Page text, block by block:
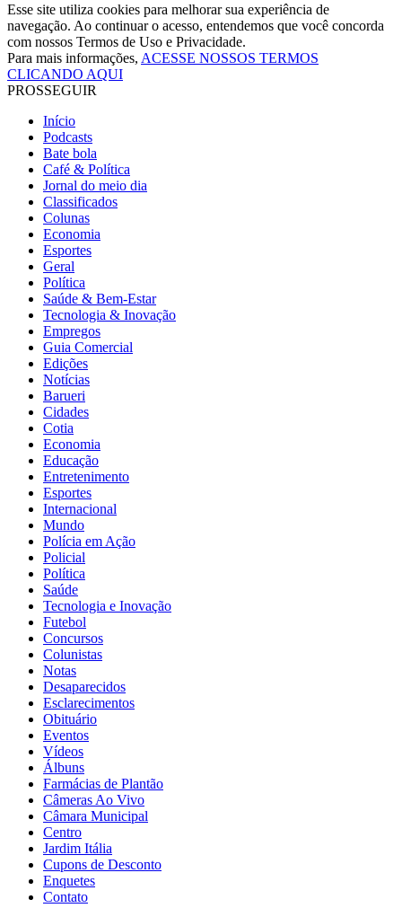
Esse site utiliza cookies para melhorar sua experiência de
navegação. Ao continuar o acesso, entendemos que você concorda
com nossos Termos de Uso e Privacidade.
Para mais informações, ACESSE NOSSOS TERMOS
CLICANDO AQUI
PROSSEGUIR
Início
Podcasts
Bate bola
Café & Política
Jornal do meio dia
Classificados
Colunas
Economia
Esportes
Geral
Política
Saúde & Bem-Estar
Tecnologia & Inovação
Empregos
Guia Comercial
Edições
Notícias
Barueri
Cidades
Cotia
Economia
Educação
Entretenimento
Esportes
Internacional
Mundo
Polícia em Ação
Policial
Política
Saúde
Tecnologia e Inovação
Futebol
Concursos
Colunistas
Notas
Desaparecidos
Esclarecimentos
Obituário
Eventos
Vídeos
Álbuns
Farmácias de Plantão
Câmeras Ao Vivo
Câmara Municipal
Centro
Jardim Itália
Cupons de Desconto
Enquetes
Contato